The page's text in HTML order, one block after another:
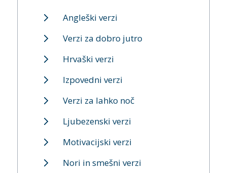
Angleški verzi
Verzi za dobro jutro
Hrvaški verzi
Izpovedni verzi
Verzi za lahko noč
Ljubezenski verzi
Motivacijski verzi
Nori in smešni verzi